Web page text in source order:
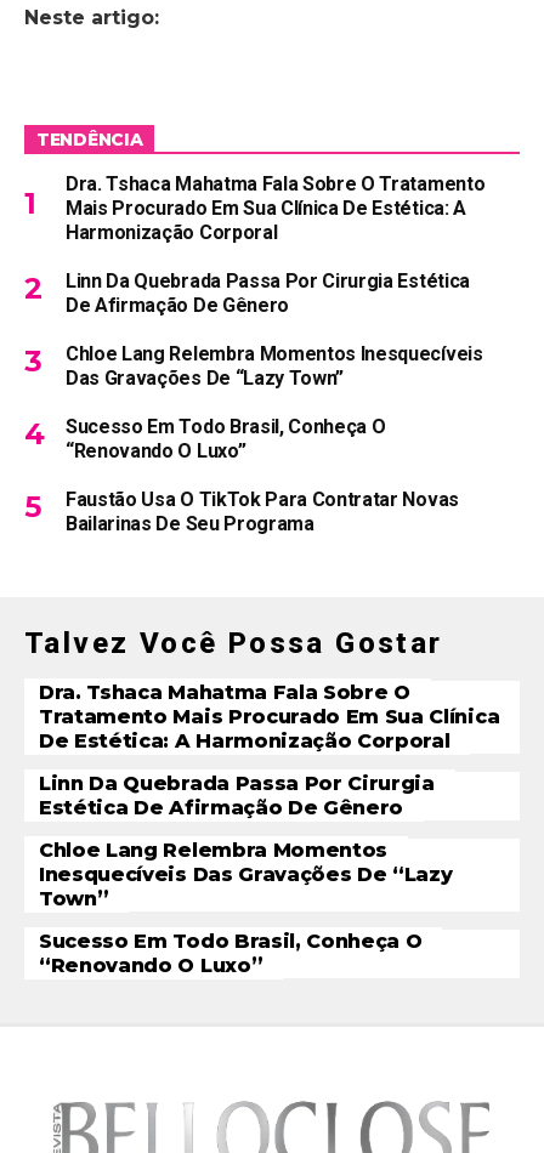
Neste artigo:
TENDÊNCIA
Dra. Tshaca Mahatma Fala Sobre O Tratamento
Mais Procurado Em Sua Clínica De Estética: A
Harmonização Corporal
Linn Da Quebrada Passa Por Cirurgia Estética
De Afirmação De Gênero
Chloe Lang Relembra Momentos Inesquecíveis
Das Gravações De “Lazy Town”
Sucesso Em Todo Brasil, Conheça O
“Renovando O Luxo”
Faustão Usa O TikTok Para Contratar Novas
Bailarinas De Seu Programa
Talvez Você Possa Gostar
Dra. Tshaca Mahatma Fala Sobre O
Tratamento Mais Procurado Em Sua Clínica
De Estética: A Harmonização Corporal
Linn Da Quebrada Passa Por Cirurgia
Estética De Afirmação De Gênero
Chloe Lang Relembra Momentos
Inesquecíveis Das Gravações De “Lazy
Town”
Sucesso Em Todo Brasil, Conheça O
“Renovando O Luxo”